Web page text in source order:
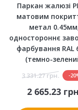
Паркан жалюзі
матовим
метал
одностороннє
фарбування RAL
(темно-
3 331.27 грн. -
2 665.23